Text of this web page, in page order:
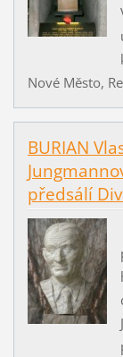
Nové Město,
BURIAN
předsálí